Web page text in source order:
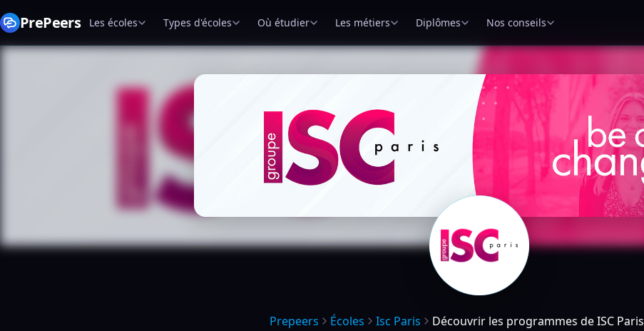
PrePeers Les écoles Types d'écoles Où étudier Les métiers Diplômes Nos conseils
Prepeers Écoles Isc Paris Découvrir les programmes de ISC Paris